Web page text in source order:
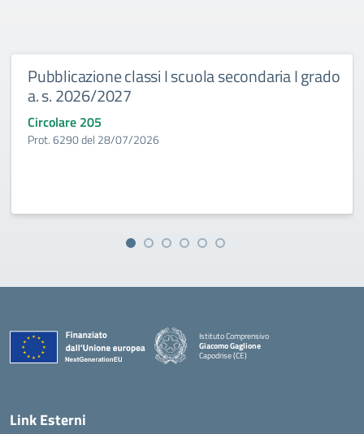
Pubblicazione classi I scuola secondaria I grado
a. s. 2026/2027
Circolare 205
Prot. 6290 del 28/07/2026
Istituto Comprensivo
Giacomo Gaglione
Capodrise (CE)
— Visita la pagina iniziale della scuola
Link Esterni